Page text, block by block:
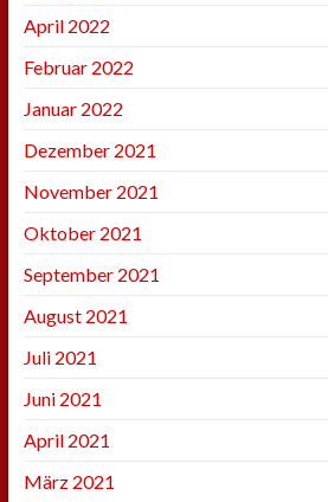
April 2022
Februar 2022
Januar 2022
Dezember 2021
November 2021
Oktober 2021
September 2021
August 2021
Juli 2021
Juni 2021
April 2021
März 2021